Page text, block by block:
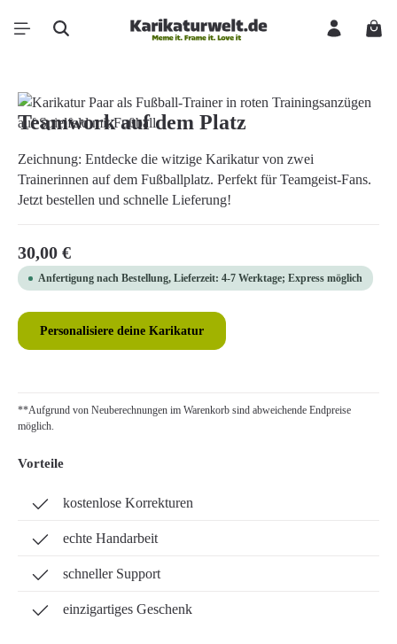
Zum Hauptinhalt springen
Bildergalerie überspringen
Teamwork auf dem Platz
Zeichnung: Entdecke die witzige Karikatur von zwei
Trainerinnen auf dem Fußballplatz. Perfekt für Teamgeist-Fans.
Jetzt bestellen und schnelle Lieferung!
Regulärer Preis:
30,00 €
Anfertigung nach Bestellung, Lieferzeit: 4-7 Werktage; Express möglich
Personalisiere deine Karikatur
**Aufgrund von Neuberechnungen im Warenkorb sind abweichende Endpreise
möglich.
Vorteile
kostenlose Korrekturen
echte Handarbeit
schneller Support
einzigartiges Geschenk